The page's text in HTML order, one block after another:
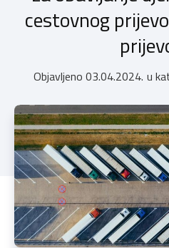
cestovnog
Objavljeno 03.04.2024. u